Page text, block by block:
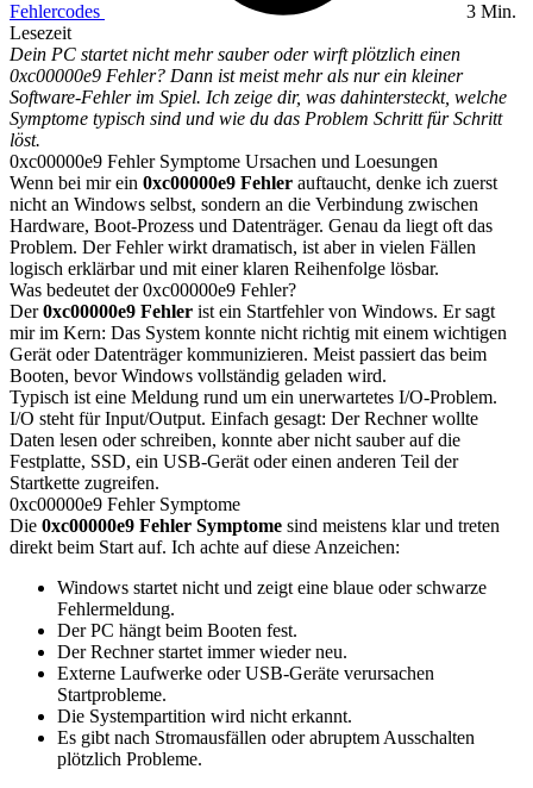
Fehlercodes
3 Min.
Lesezeit
Dein PC startet nicht mehr sauber oder wirft plötzlich einen
0xc00000e9 Fehler? Dann ist meist mehr als nur ein kleiner
Software-Fehler im Spiel. Ich zeige dir, was dahintersteckt, welche
Symptome typisch sind und wie du das Problem Schritt für Schritt
löst.
0xc00000e9 Fehler Symptome Ursachen und Loesungen
Wenn bei mir ein 0xc00000e9 Fehler auftaucht, denke ich zuerst
nicht an Windows selbst, sondern an die Verbindung zwischen
Hardware, Boot-Prozess und Datenträger. Genau da liegt oft das
Problem. Der Fehler wirkt dramatisch, ist aber in vielen Fällen
logisch erklärbar und mit einer klaren Reihenfolge lösbar.
Was bedeutet der 0xc00000e9 Fehler?
Der0xc00000e9 Fehler ist ein Startfehler von Windows. Er sagt
mir im Kern: Das System konnte nicht richtig mit einem wichtigen
Gerät oder Datenträger kommunizieren. Meist passiert das beim
Booten, bevor Windows vollständig geladen wird.
Typisch ist eine Meldung rund um ein unerwartetes I/O-Problem.
I/O steht für Input/Output. Einfach gesagt: Der Rechner wollte
Daten lesen oder schreiben, konnte aber nicht sauber auf die
Festplatte, SSD, ein USB-Gerät oder einen anderen Teil der
Startkette zugreifen.
0xc00000e9 Fehler Symptome
Die 0xc00000e9 Fehler Symptome sind meistens klar und treten
direkt beim Start auf. Ich achte auf diese Anzeichen:
Windows startet nicht und zeigt eine blaue oder schwarze
Fehlermeldung.
Der PC hängt beim Booten fest.
Der Rechner startet immer wieder neu.
Externe Laufwerke oder USB-Geräte verursachen
Startprobleme.
Die Systempartition wird nicht erkannt.
Es gibt nach Stromausfällen oder abruptem Ausschalten
plötzlich Probleme.